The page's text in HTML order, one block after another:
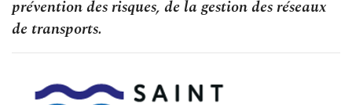
prévention des risques, de la gestion des réseaux
de transports.